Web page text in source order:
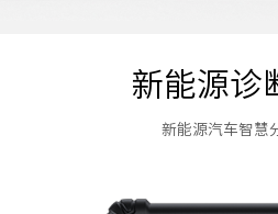
新能源诊
新能源汽车智慧